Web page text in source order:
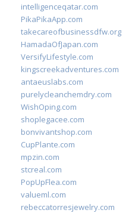
intelligenceqatar.com
PikaPikaApp.com
takecareofbusinessdfw.org
HamadaOfJapan.com
VersifyLifestyle.com
kingscreekadventures.com
antaeuslabs.com
purelycleanchemdry.com
WishOping.com
shoplegacee.com
bonvivantshop.com
CupPlante.com
mpzin.com
stcreal.com
PopUpFlea.com
valueml.com
rebeccatorresjewelry.com